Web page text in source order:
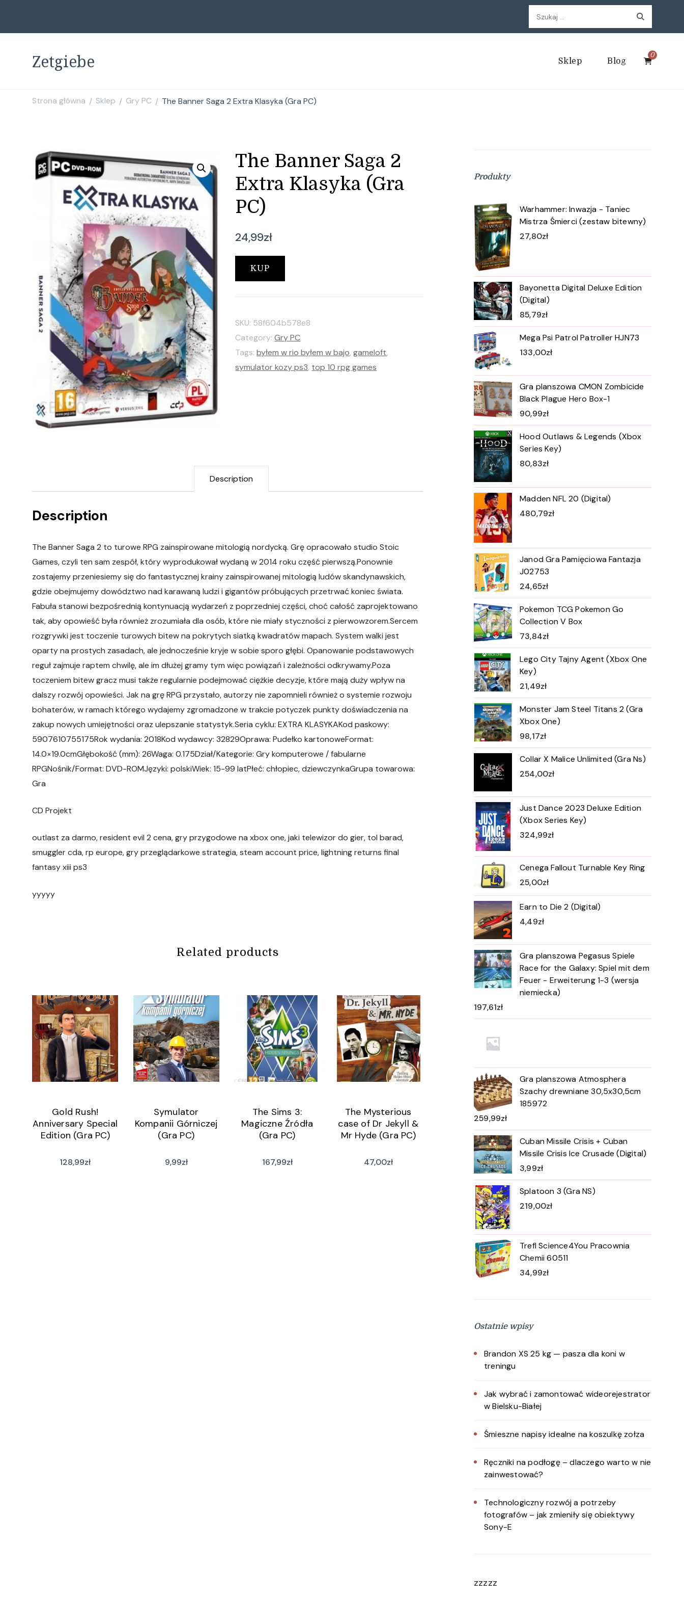
Szukaj:
Zetgiebe Sklep Blog
0
Strona główna / Sklep / Gry PC / The Banner Saga 2 Extra Klasyka (Gra PC)
The Banner Saga 2
Extra Klasyka (Gra
PC)
24,99zł
KUP
SKU: 58f604b578e8
Category:Gry PC
Tags:byłem w rio byłem w bajo,gameloft,
symulator kozy ps3, top 10 rpg games
Description
Description
The Banner Saga 2 to turowe RPG zainspirowane mitologią nordycką. Grę opracowało studio Stoic
Games, czyli ten sam zespół, który wyprodukował wydaną w 2014 roku część pierwszą.Ponownie
zostajemy przeniesiemy się do fantastycznej krainy zainspirowanej mitologią ludów skandynawskich,
gdzie obejmujemy dowództwo nad karawaną ludzi i gigantów próbujących przetrwać koniec świata.
Fabuła stanowi bezpośrednią kontynuacją wydarzeń z poprzedniej części, choć całość zaprojektowano
tak, aby opowieść była również zrozumiała dla osób, które nie miały styczności z pierwowzorem.Sercem
rozgrywki jest toczenie turowych bitew na pokrytych siatką kwadratów mapach. System walki jest
oparty na prostych zasadach, ale jednocześnie kryje w sobie sporo głębi. Opanowanie podstawowych
reguł zajmuje raptem chwilę, ale im dłużej gramy tym więc powiązań i zależności odkrywamy.Poza
toczeniem bitew gracz musi także regularnie podejmować ciężkie decyzje, które mają duży wpływ na
dalszy rozwój opowieści. Jak na grę RPG przystało, autorzy nie zapomnieli również o systemie rozwoju
bohaterów, w ramach którego wydajemy zgromadzone w trakcie potyczek punkty doświadczenia na
zakup nowych umiejętności oraz ulepszanie statystyk.Seria cyklu: EXTRA KLASYKAKod paskowy:
5907610755175Rok wydania: 2018Kod wydawcy: 32829Oprawa: Pudełko kartonoweFormat:
14.0×19.0cmGłębokość (mm): 26Waga: 0.175Dział/Kategorie: Gry komputerowe / fabularne
RPGNośnik/Format: DVD-ROMJęzyki: polskiWiek: 15-99 latPłeć: chłopiec, dziewczynkaGrupa towarowa:
Gra
CD Projekt
outlast za darmo, resident evil 2 cena, gry przygodowe na xbox one, jaki telewizor do gier, tol barad,
smuggler cda, rp europe, gry przeglądarkowe strategia, steam account price, lightning returns final
fantasy xiii ps3
yyyyy
Related products
Gold Rush!
Anniversary Special
Edition (Gra PC)
128,99zł
Symulator
Kompanii Górniczej
(Gra PC)
9,99zł
The Sims 3:
Magiczne Źródła
(Gra PC)
167,99zł
The Mysterious
case of Dr Jekyll &
Mr Hyde (Gra PC)
47,00zł
Produkty
Warhammer: Inwazja - Taniec
Mistrza Śmierci (zestaw bitewny)
27,80zł
Bayonetta Digital Deluxe Edition
(Digital)
85,79zł
Mega Psi Patrol Patroller HJN73
133,00zł
Gra planszowa CMON Zombicide
Black Plague Hero Box-1
90,99zł
Hood Outlaws & Legends (Xbox
Series Key)
80,83zł
Madden NFL 20 (Digital)
480,79zł
Janod Gra Pamięciowa Fantazja
J02753
24,65zł
Pokemon TCG Pokemon Go
Collection V Box
73,84zł
Lego City Tajny Agent (Xbox One
Key)
21,49zł
Monster Jam Steel Titans 2 (Gra
Xbox One)
98,17zł
Collar X Malice Unlimited (Gra Ns)
254,00zł
Just Dance 2023 Deluxe Edition
(Xbox Series Key)
324,99zł
Cenega Fallout Turnable Key Ring
25,00zł
Earn to Die 2 (Digital)
4,49zł
Gra planszowa Pegasus Spiele
Race for the Galaxy: Spiel mit dem
Feuer - Erweiterung 1-3 (wersja
niemiecka)
197,61zł
Gra planszowa Atmosphera
Szachy drewniane 30,5x30,5cm
185972
259,99zł
Cuban Missile Crisis + Cuban
Missile Crisis Ice Crusade (Digital)
3,99zł
Splatoon 3 (Gra NS)
219,00zł
Trefl Science4You Pracownia
Chemii 60511
34,99zł
Ostatnie wpisy
Brandon XS 25 kg — pasza dla koni w
treningu
Jak wybrać i zamontować wideorejestrator
w Bielsku-Białej
Śmieszne napisy idealne na koszulkę zołza
Ręczniki na podłogę – dlaczego warto w nie
zainwestować?
Technologiczny rozwój a potrzeby
fotografów – jak zmieniły się obiektywy
Sony-E
zzzzz